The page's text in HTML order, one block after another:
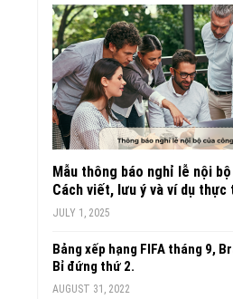
Mẫu thông báo nghỉ lễ nội
Cách viết, lưu ý và ví dụ thực
JULY 1, 2025
Bảng xếp hạng FIFA tháng 9,
Bỉ đứng thứ 2.
AUGUST 31, 2022